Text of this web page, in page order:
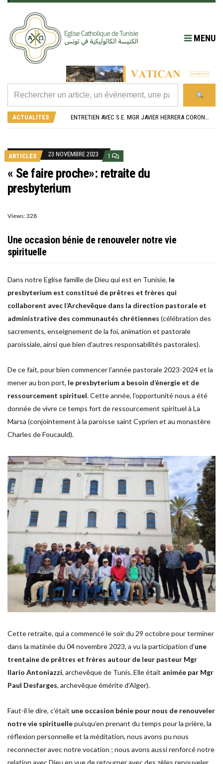
MENU
ACTUALITES
L’ÉCOLE JEANNE D’ARC CÉLÈBRE SES NOUVEAUX BACHELIERS : UNE TRADITION QUI RASSEMBLE
ENTRETIEN AVEC S.E. MGR JAVIER HERRERA CORONA, NONCE APOSTOLIQUE EN ALGÉRIE ET EN TUNISIE
ARTICLES 23 NOVEMBRE 2023 1
« Se faire proche»: retraite du
presbyterium
Views: 328
Une occasion bénie de renouveler notre vie
spirituelle
Dans notre Eglise famille de Dieu qui est en Tunisie, le
presbyterium est constitué de prêtres et frères qui
collaborent avec l’Archevêque dans la direction pastorale et
administrative des communautés chrétiennes (célébration des
sacrements, enseignement de la foi, animation et pastorale
paroissiale, ainsi que bien d’autres responsabilités pastorales).
De ce fait, pour bien commencer l’année pastorale 2023-2024 et la
mener au bon port, le presbyterium a besoin d’énergie et de
ressourcement spirituel. Cette année, l’opportunité nous a été
donnée de vivre ce temps fort de ressourcement spirituel à La
Marsa (conjointement à la paroisse saint Cyprien et au monastère
Charles de Foucauld).
Cette retraite, qui a commencé le soir du 29 octobre pour terminer
dans la matinée du 04 novembre 2023, a vu la participation d’une
trentaine de prêtres et frères autour de leur pasteur Mgr
Ilario Antoniazzi, archevêque de Tunis. Elle était animée par Mgr
Paul Desfarges, archevêque émérite d’Alger).
Faut-il le dire, c’était une occasion bénie pour nous de renouveler
notre vie spirituellepuisqu’en prenant du temps pour la prière, la
réflexion personnelle et la méditation, nous avons pu nous
reconnecter avec notre vocation ; nous avons aussi renforcé notre
relation avec Dieu en vue de retourner avec des zèles renouveler